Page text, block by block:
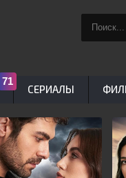
СЕРИАЛЫ